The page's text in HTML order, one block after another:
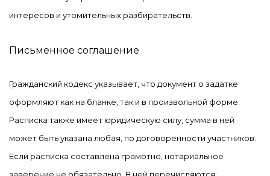
интересов и утомительных разбирательств.
Письменное соглашение
Гражданский кодекс указывает, что документ о задатке
оформляют как на бланке, так и в произвольной форме.
Расписка также имеет юридическую силу, сумма в ней
может быть указана любая, по договоренности участников.
Если расписка составлена грамотно, нотариальное